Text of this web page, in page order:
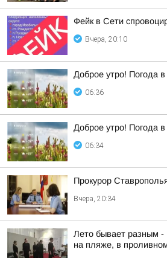
Фейк в Сети
Вчера, 20:10
Доброе утро! Погода в
06:36
Доброе утро! Погода в
06:34
Прокурор
Вчера, 20:34
Лето бывает разным -
на пляже, в